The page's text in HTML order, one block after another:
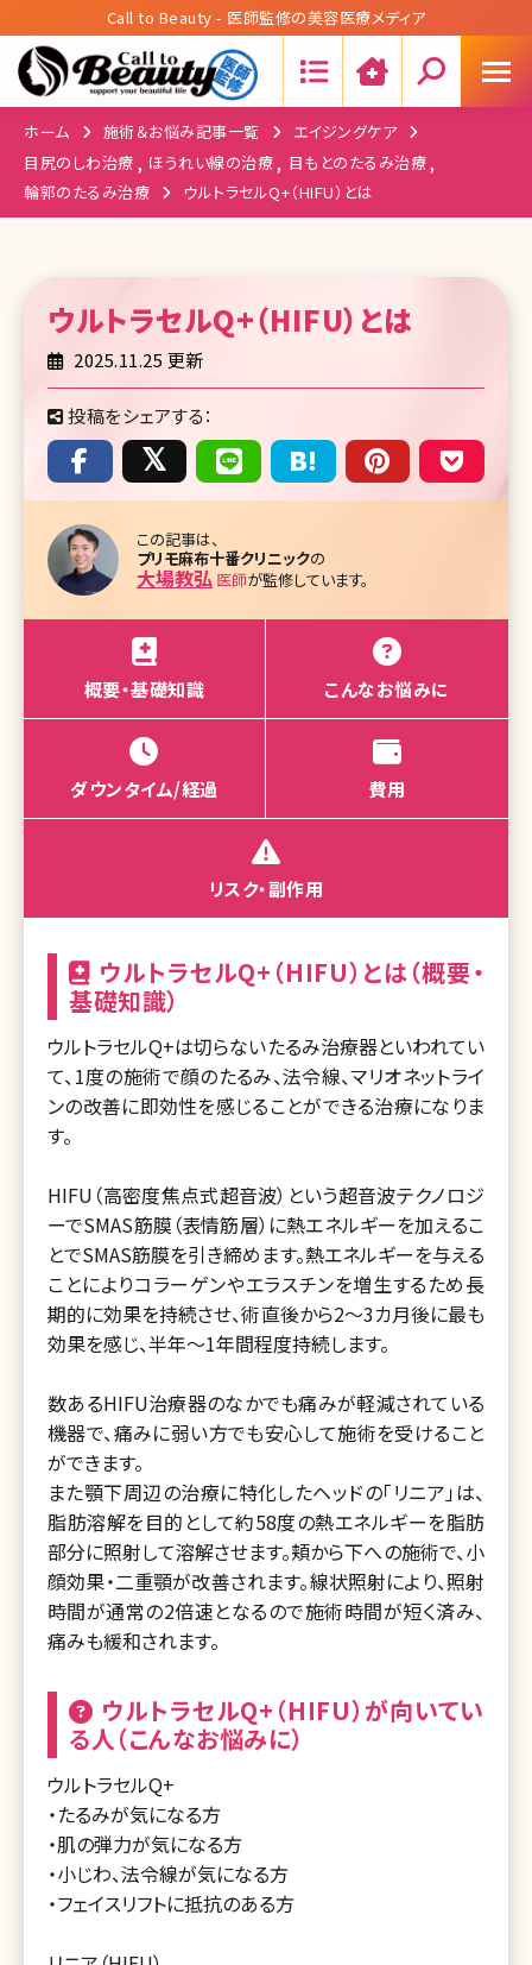
Call to Beauty - 医師監修の美容医療メディア
ホーム 施術＆お悩み記事一覧
エイジングケア
目尻のしわ治療
ほうれい線の治療
目もとのたるみ治療
輪郭のたるみ治療
ウルトラセルQ+（HIFU）とは
ウルトラセルQ+（HIFU） とは
2025.11.25 更新
投稿をシェアする：
この記事は、
プリモ麻布十番クリニックの
大場教弘 医師が監修しています。
概要・基礎知識 こんなお悩みに
ダウンタイム/経過 費用
リスク・副作用
ウルトラセルQ+（HIFU）とは（概要・
基礎知識）
ウルトラセルQ+は切らないたるみ治療器といわれてい
て、1度の施術で顔のたるみ、法令線、マリオネットライ
ンの改善に即効性を感じることができる治療になりま
す。
HIFU（高密度焦点式超音波）という超音波テクノロジ
ーでSMAS筋膜（表情筋層）に熱エネルギーを加えるこ
とでSMAS筋膜を引き締めます。熱エネルギーを与える
ことによりコラーゲンやエラスチンを増生するため長
期的に効果を持続させ、術直後から2～3カ月後に最も
効果を感じ、半年～1年間程度持続します。
数あるHIFU治療器のなかでも痛みが軽減されている
機器で、痛みに弱い方でも安心して施術を受けること
ができます。
また顎下周辺の治療に特化したヘッドの「リニア」は、
脂肪溶解を目的として約58度の熱エネルギーを脂肪
部分に照射して溶解させます。頬から下への施術で、小
顔効果・二重顎が改善されます。線状照射により、照射
時間が通常の2倍速となるので施術時間が短く済み、
痛みも緩和されます。
ウルトラセルQ+（HIFU）が向いてい
る人（こんなお悩みに）
ウルトラセルQ+
・たるみが気になる方
・肌の弾力が気になる方
・小じわ、法令線が気になる方
・フェイスリフトに抵抗のある方